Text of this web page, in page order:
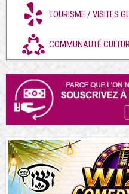
TOURISME / VISITES
COMMUNAUTÉ